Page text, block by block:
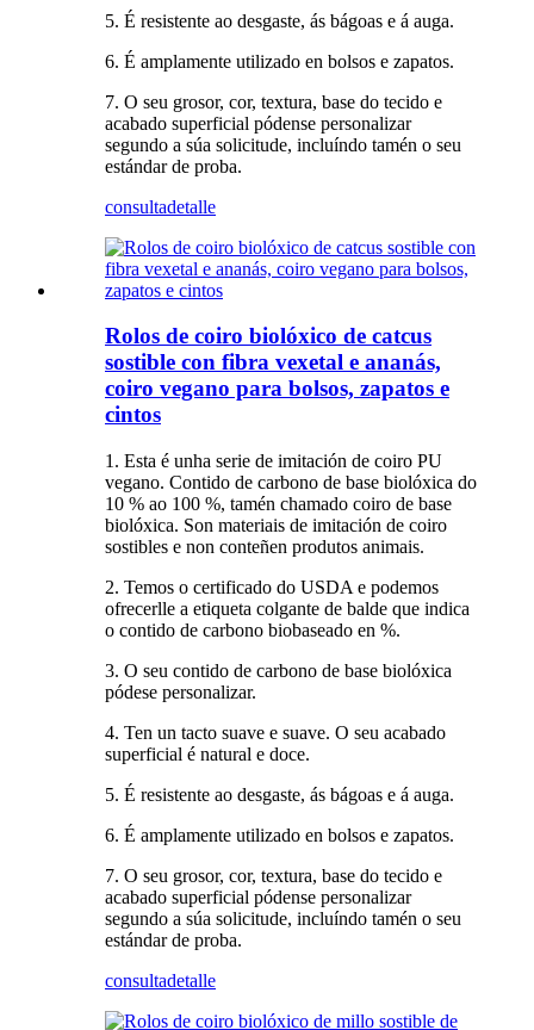
5. É resistente ao desgaste, ás bágoas e á auga.
6. É amplamente utilizado en bolsos e zapatos.
7. O seu grosor, cor, textura, base do tecido e
acabado superficial pódense personalizar
segundo a súa solicitude, incluíndo tamén o seu
estándar de proba.
consultadetalle
Rolos de coiro biolóxico de catcus
sostible con fibra vexetal e ananás,
coiro vegano para bolsos, zapatos e
cintos
1. Esta é unha serie de imitación de coiro PU
vegano. Contido de carbono de base biolóxica do
10 % ao 100 %, tamén chamado coiro de base
biolóxica. Son materiais de imitación de coiro
sostibles e non conteñen produtos animais.
2. Temos o certificado do USDA e podemos
ofrecerlle a etiqueta colgante de balde que indica
o contido de carbono biobaseado en %.
3. O seu contido de carbono de base biolóxica
pódese personalizar.
4. Ten un tacto suave e suave. O seu acabado
superficial é natural e doce.
5. É resistente ao desgaste, ás bágoas e á auga.
6. É amplamente utilizado en bolsos e zapatos.
7. O seu grosor, cor, textura, base do tecido e
acabado superficial pódense personalizar
segundo a súa solicitude, incluíndo tamén o seu
estándar de proba.
consultadetalle